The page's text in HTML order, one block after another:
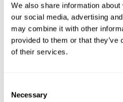
We also share information
our social media, advertising
may combine it with other
provided to them or that
of their services.
Selection
Necessary
Procedimento
Um design de medidas repetidas
efeitos da privação do sono no
oculométrico, tanto a nível do grupo
Primeiro, a linha de base foi gravada